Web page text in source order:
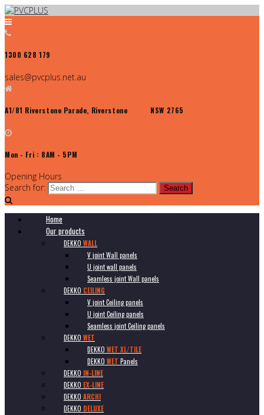
1300 628 179
sales@pvcplus.net.au
A1/81 Riverstone Parade, Riverstone NSW 2765
Mon - Fri : 8AM - 5PM
Opening Hours
Search for:
Home
Our products
DEKKO WALL
V joint Wall panels
U joint wall panels
Seamless joint Wall panels
DEKKO CEILING
V joint Ceiling panels
U joint Ceiling panels
Seamless joint Ceiling panels
DEKKO WET
DEKKO WET XL/TILE
DEKKO WET Panels
DEKKO IN-LINE
DEKKO EX-LINE
DEKKO ARCHI
DEKKO DELUXE